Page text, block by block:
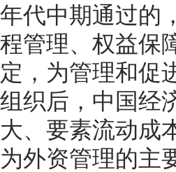
年代中期通过的
程管理、权益保
定，为管理和促
组织后，中国经
大、要素流动成
为外资管理的主